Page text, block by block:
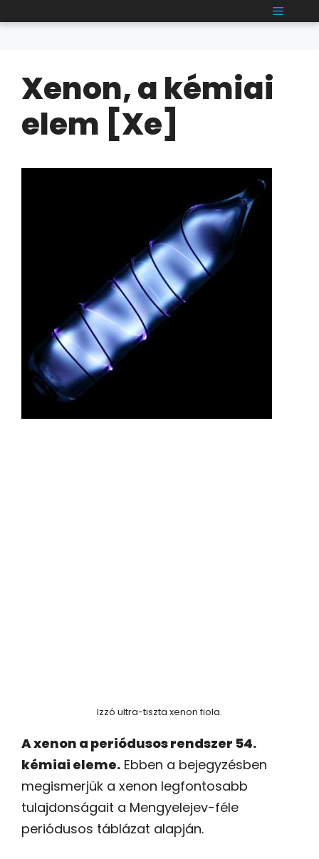
a
MENÜ
Xenon, a kémiai
elem [Xe]
Izzó ultra-tiszta xenon fiola.
A xenon a periódusos rendszer 54.
kémiai eleme. Ebben a bejegyzésben
megismerjük a xenon legfontosabb
tulajdonságait a Mengyelejev-féle
periódusos táblázat alapján.